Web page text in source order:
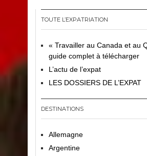
TOUTE L’EXPATRIATION
« Travailler au Canada et au
guide complet à télécharger
L’actu de l’expat
LES DOSSIERS DE L’EXPAT
DESTINATIONS
Allemagne
Argentine